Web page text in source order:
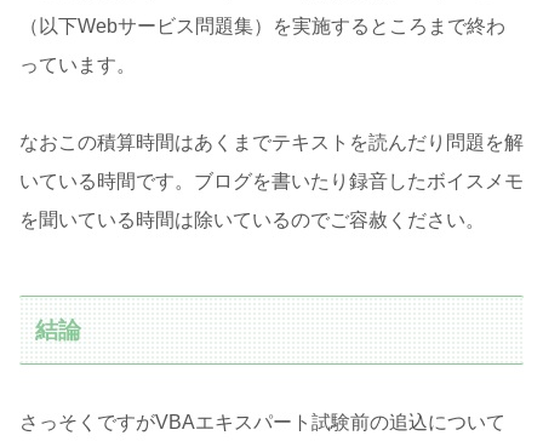
（以下Webサービス問題集）を実施するところまで終わ
っています。
なおこの積算時間はあくまでテキストを読んだり問題を解
いている時間です。ブログを書いたり録音したボイスメモ
を聞いている時間は除いているのでご容赦ください。
結論
さっそくですがVBAエキスパート試験前の追込について